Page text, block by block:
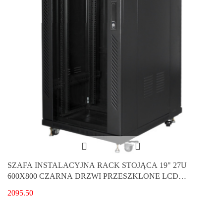
SZAFA INSTALACYJNA RACK STOJĄCA 19" 27U
600X800 CZARNA DRZWI PRZESZKLONE LCD
2095.50